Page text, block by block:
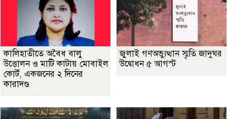
কালিহাতীতে অবৈধ বালু
উত্তোলন ও মাটি কাটায় মোবাইল
কোর্ট, একজনের ২ দিনের
কারাদণ্ড
জুলাই গণঅভ্যুত্থান স্মৃতি জাদুঘর
উদ্বোধন ৫ আগস্ট